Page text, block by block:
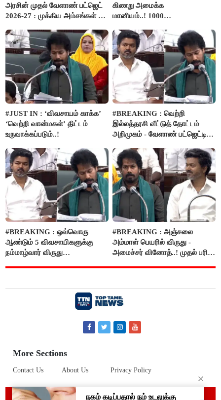
அரசின் முதல் வேளாண் பட்ஜெட்
2026-27 : முக்கிய அம்சங்கள் ஓர்
கிணறு அமைக்க
மானியம்..! 1000
பம்புசெட் வழங்கப்படும்..!
#JUST IN : ‘விவசாயம் காக்க’
‘வெற்றி வான்மகள்’ திட்டம்
உருவாக்கப்படும்..!
#BREAKING : வெற்றி
இல்லத்தரசி வீட்டுத் தோட்டம்
அறிமுகம் - வேளாண் பட்ஜெட்டில்
#BREAKING : ஒவ்வொரு
ஆண்டும் 5 விவசாயிகளுக்கு
நம்மாழ்வார் விருது
#BREAKING : அஞ்சலை
அம்மாள் பெயரில் விருது -
அமைச்சர் வினோத்..! முதல் பரிசு
More Sections
Contact Us About Us Privacy Policy
© 2019 Top Tamil News